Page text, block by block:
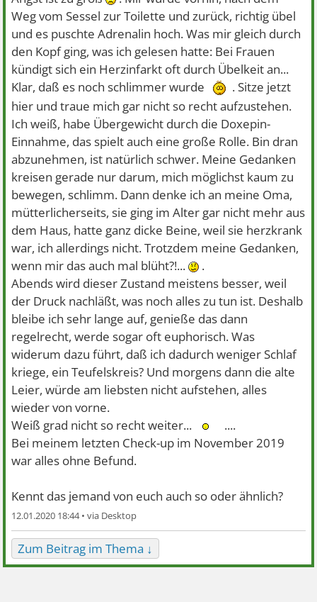
Weg vom Sessel zur Toilette und zurück, richtig übel
und es puschte Adrenalin hoch. Was mir gleich durch
den Kopf ging, was ich gelesen hatte: Bei Frauen
kündigt sich ein Herzinfarkt oft durch Übelkeit an...
Klar, daß es noch schlimmer wurde
. Sitze jetzt
hier und traue mich gar nicht so recht aufzustehen.
Ich weiß, habe Übergewicht durch die Doxepin-
Einnahme, das spielt auch eine große Rolle. Bin dran
abzunehmen, ist natürlich schwer. Meine Gedanken
kreisen gerade nur darum, mich möglichst kaum zu
bewegen, schlimm. Dann denke ich an meine Oma,
mütterlicherseits, sie ging im Alter gar nicht mehr aus
dem Haus, hatte ganz dicke Beine, weil sie herzkrank
war, ich allerdings nicht. Trotzdem meine Gedanken,
wenn mir das auch mal blüht?!...
.
Abends wird dieser Zustand meistens besser, weil
der Druck nachläßt, was noch alles zu tun ist. Deshalb
bleibe ich sehr lange auf, genieße das dann
regelrecht, werde sogar oft euphorisch. Was
widerum dazu führt, daß ich dadurch weniger Schlaf
kriege, ein Teufelskreis? Und morgens dann die alte
Leier, würde am liebsten nicht aufstehen, alles
wieder von vorne.
Weiß grad nicht so recht weiter...
....
Bei meinem letzten Check-up im November 2019
war alles ohne Befund.
Kennt das jemand von euch auch so oder ähnlich?
12.01.2020 18:44 •
Zum Beitrag im Thema ↓